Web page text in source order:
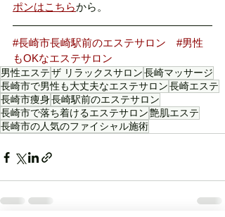
ポンはこちらから。
#長崎市長崎駅前のエステサロン
#男性
もOKなエステサロン
男性エステザ リラックスサロン長崎マッサージ
長崎市で男性も大丈夫なエステサロン長崎エステ
長崎市痩身長崎駅前のエステサロン
長崎市で落ち着けるエステサロン艶肌エステ
長崎市の人気のファイシャル施術